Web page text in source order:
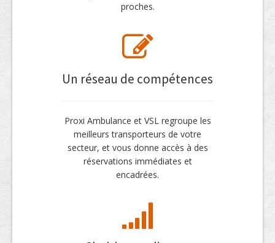
proches.
Un réseau de compétences
Proxi Ambulance et VSL regroupe les
meilleurs transporteurs de votre
secteur, et vous donne accès à des
réservations immédiates et
encadrées.